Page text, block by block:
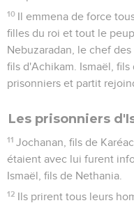
10 Il emmena de force
filles du roi et tout le
Nebuzaradan, le chef des
fils d'Achikam. Ismaël,
prisonniers et partit
Les prisonniers
11 Jochanan, fils de
étaient avec lui furent
Ismaël, fils de Nethania.
12 Ils prirent tous leurs